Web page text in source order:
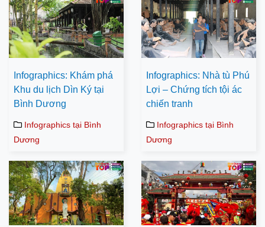
Infographics: Khám phá
Khu du lịch Dìn Ký tại
Bình Dương
Infographics tại Bình
Dương
Infographics: Nhà tù Phú
Lợi – Chứng tích tội ác
chiến tranh
Infographics tại Bình
Dương